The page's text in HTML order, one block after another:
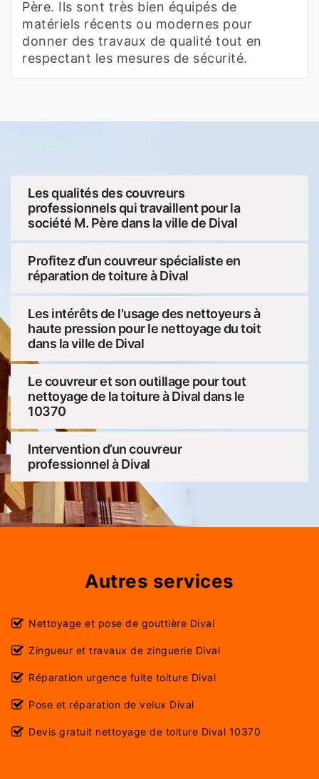
Père. Ils sont très bien équipés de
matériels récents ou modernes pour
donner des travaux de qualité tout en
respectant les mesures de sécurité.
Les qualités des couvreurs
professionnels qui travaillent pour la
société M. Père dans la ville de Dival
Profitez d’un couvreur spécialiste en
réparation de toiture à Dival
Les intérêts de l'usage des nettoyeurs à
haute pression pour le nettoyage du toit
dans la ville de Dival
Le couvreur et son outillage pour tout
nettoyage de la toiture à Dival dans le
10370
Intervention d’un couvreur
professionnel à Dival
Autres services
Nettoyage et pose de gouttière Dival
Zingueur et travaux de zinguerie Dival
Réparation urgence fuite toiture Dival
Pose et réparation de velux Dival
Devis gratuit nettoyage de toiture Dival 10370